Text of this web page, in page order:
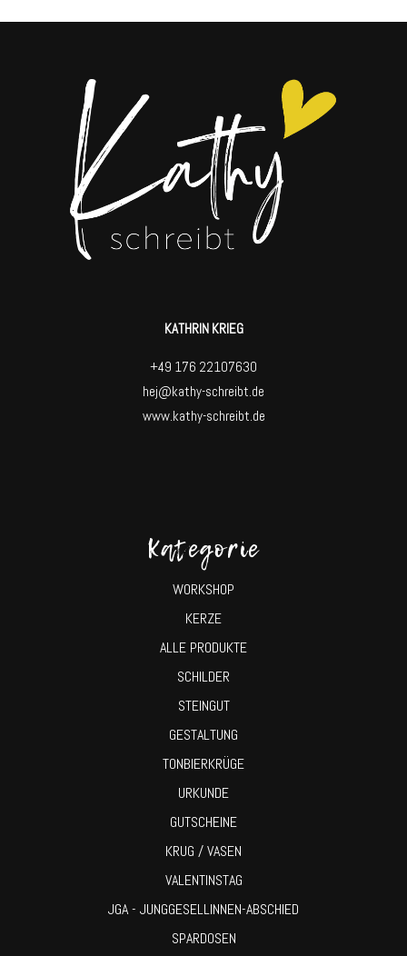
KATHRIN KRIEG
+49 176 22107630
hej@kathy-schreibt.de
www.kathy-schreibt.de
Kategorie
WORKSHOP
KERZE
ALLE PRODUKTE
SCHILDER
STEINGUT
GESTALTUNG
TONBIERKRÜGE
URKUNDE
GUTSCHEINE
KRUG / VASEN
VALENTINSTAG
JGA - JUNGGESELLINNEN-ABSCHIED
SPARDOSEN